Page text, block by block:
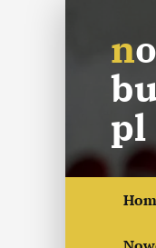
c
o
nowoczesni-
pl